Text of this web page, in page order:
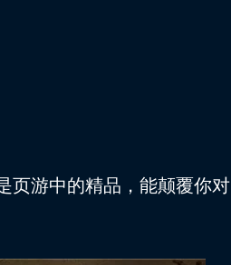
页游中的精品，能颠覆你对